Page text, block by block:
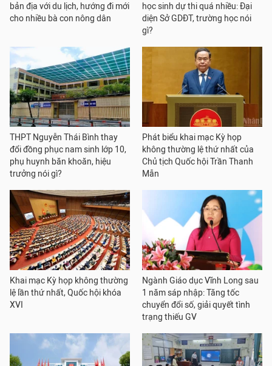
bản địa với du lịch, hướng đi mới
cho nhiều bà con nông dân
học sinh dự thi quá nhiều: Đại
diện Sở GDĐT, trường học nói
gì?
THPT Nguyễn Thái Bình thay
đổi đồng phục nam sinh lớp 10,
phụ huynh băn khoăn, hiệu
trưởng nói gì?
Phát biểu khai mạc Kỳ họp
không thường lệ thứ nhất của
Chủ tịch Quốc hội Trần Thanh
Mẫn
Khai mạc Kỳ họp không thường
lệ lần thứ nhất, Quốc hội khóa
XVI
Ngành Giáo dục Vĩnh Long sau
1 năm sáp nhập: Tăng tốc
chuyển đổi số, giải quyết tình
trạng thiếu GV